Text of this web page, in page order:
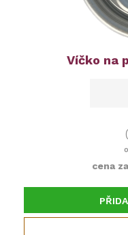
Víčko na
cena za